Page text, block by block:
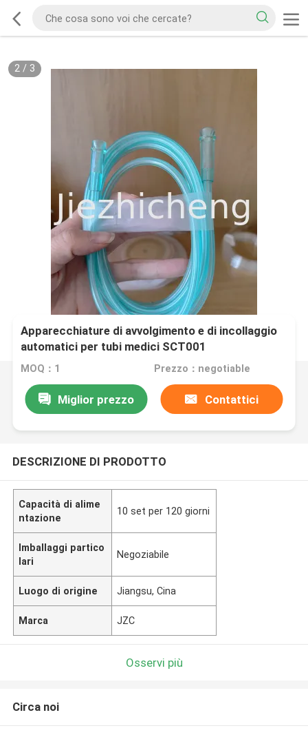
2/ 3
Apparecchiature di avvolgimento e di incollaggio
automatici per tubi medici SCT001
MOQ：1 Prezzo：negotiable
Miglior prezzo Contattici
DESCRIZIONE DI PRODOTTO
Capacità di alime
ntazione
10 set per 120 giorni
Imballaggi partico
lari
Negoziabile
Luogo di origine Jiangsu, Cina
Marca JZC
Osservi più
Circa noi